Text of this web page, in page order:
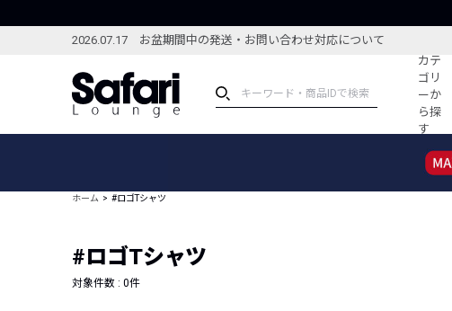
2026.07.17 お盆期間中の発送・お問い合わせ対応について
カテ
ゴリ
ーか
ら探
す
ブランドから探す
新着アイテム
編集部のおすすめアイテム
ホーム #ロゴTシャツ
#ロゴTシャツ
対象件数 : 0件